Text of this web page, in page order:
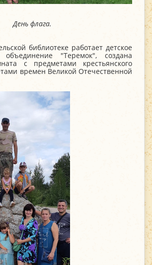
детства.
библиотеке работает детское
объединение "Теремок", создана
с предметами крестьянского
времен Великой Отечественной